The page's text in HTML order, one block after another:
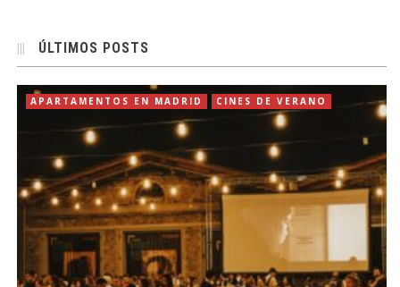
ÚLTIMOS POSTS
APARTAMENTOS EN MADRID CINES DE VERANO